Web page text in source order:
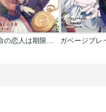
運命の恋人は期限付き【単話版】